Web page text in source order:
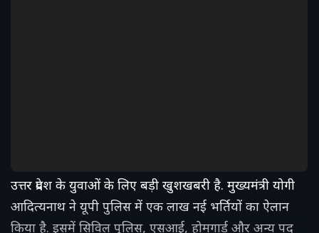
उत्तर प्रदेश के युवाओं के लिए बड़ी खुशखबरी है. मुख्यमंत्री योगी
आदित्यनाथ ने यूपी पुलिस में एक लाख नई भर्तियों का ऐलान
किया है. इसमें सिविल पुलिस, एसआई, होमगार्ड और अन्य पद